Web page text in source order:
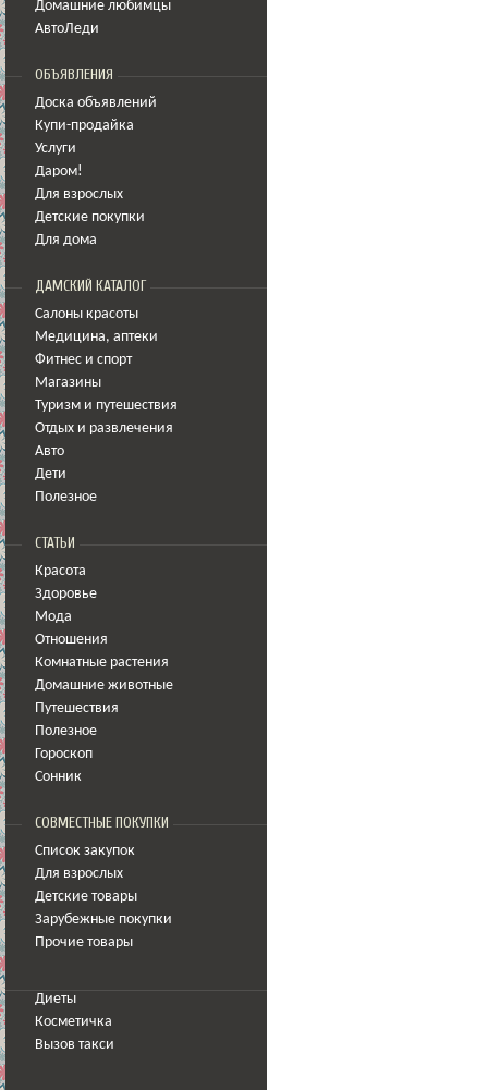
Домашние любимцы
АвтоЛеди
ОБЪЯВЛЕНИЯ
Доска объявлений
Купи-продайка
Услуги
Даром!
Для взрослых
Детские покупки
Для дома
ДАМСКИЙ КАТАЛОГ
Салоны красоты
Медицина, аптеки
Фитнес и спорт
Магазины
Туризм и путешествия
Отдых и развлечения
Авто
Дети
Полезное
СТАТЬИ
Красота
Здоровье
Мода
Отношения
Комнатные растения
Домашние животные
Путешествия
Полезное
Гороскоп
Сонник
СОВМЕСТНЫЕ ПОКУПКИ
Список закупок
Для взрослых
Детские товары
Зарубежные покупки
Прочие товары
Диеты
Косметичка
Вызов такси